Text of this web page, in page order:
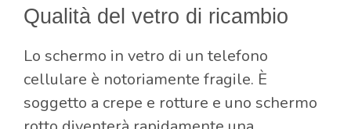
Qualità del vetro di ricambio
Lo schermo in vetro di un telefono
cellulare è notoriamente fragile. È
soggetto a crepe e rotture e uno schermo